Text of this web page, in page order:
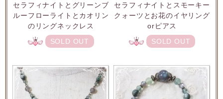
セラフィナイトとグリーンブ
ルーフローライトとカオリン
のリングネックレス
SOLD OUT
セラフィナイトとスモーキー
クォーツとお花のイヤリング
orピアス
SOLD OUT